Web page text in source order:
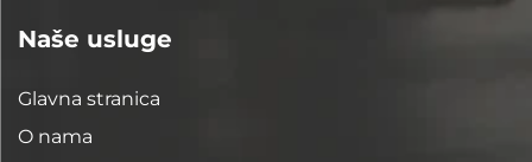
Naše usluge
Glavna stranica
O nama